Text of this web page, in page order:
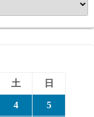
土 日
4 5